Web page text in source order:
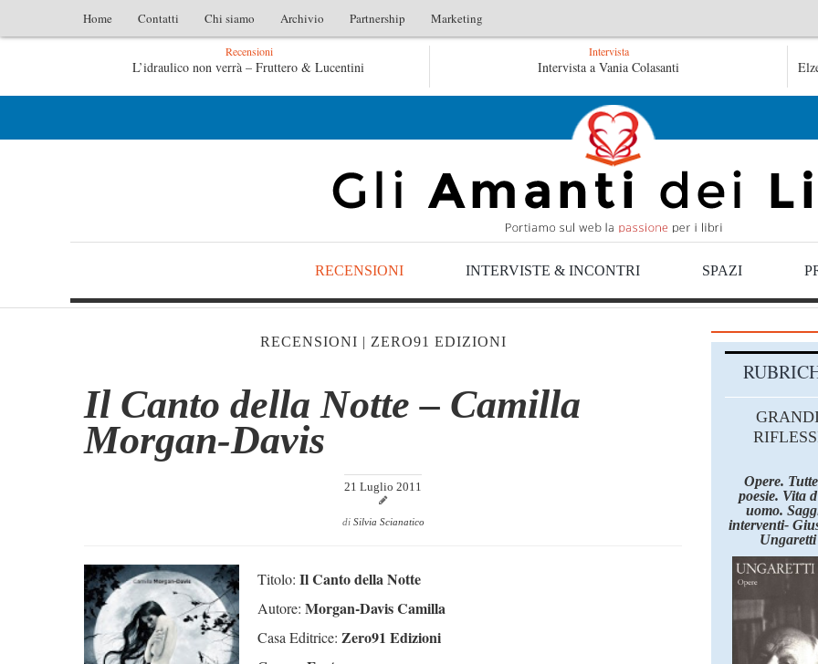
Home Contatti Chi siamo Archivio Partnership Marketing
Recensioni
non verrà – Fruttero & Lucentini L’arte di uno storico – Emilio Gentile Tutte le mattine di Sybil –
Intervista
Intervista a Vania Colasanti
RECENSIONI INTERVISTE & INCONTRI SPAZI
RECENSIONI | ZERO91 EDIZIONI
Il Canto della Notte – Camilla
Morgan-Davis
21 Luglio 2011
di Silvia Scianatico
Titolo: Il Canto della Notte
Autore: Morgan-Davis Camilla
Casa Editrice: Zero91 Edizioni
Opere.
poesie. Vita
uomo.
interventi-
Ungaretti